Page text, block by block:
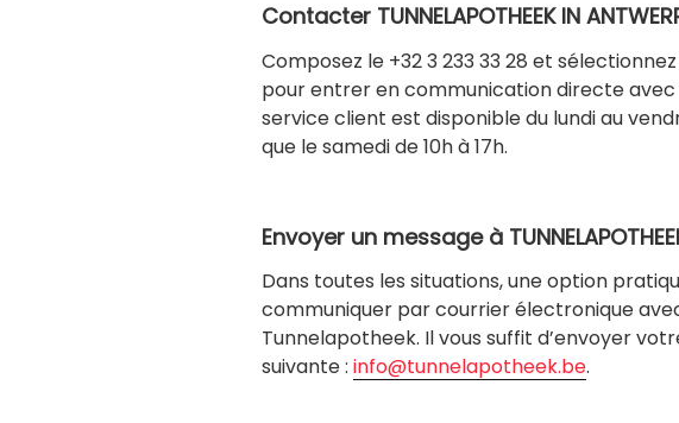
Contacter TUNNELAPOTHEEK IN
Composez le +32 3 233 33 28 et
pour entrer en communication directe avec
service client est disponible du lundi au
que le samedi de 10h à 17h.
Envoyer un message à
Dans toutes les situations, une option
communiquer par courrier électronique
Tunnelapotheek. Il vous suffit d’envoyer
suivante : info@tunnelapotheek.be.